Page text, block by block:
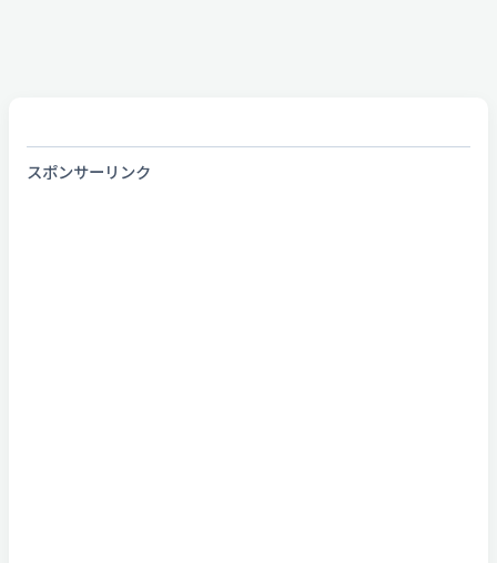
スポンサーリンク